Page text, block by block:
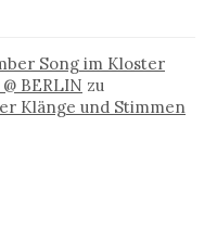
Song im Kloster
BERLIN zu
Klänge und Stimmen